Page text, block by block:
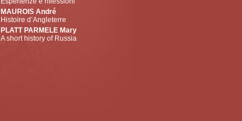
MAUROIS André
Histoire d’Angleterre
PLATT PARMELE Mary
A short history of Russia